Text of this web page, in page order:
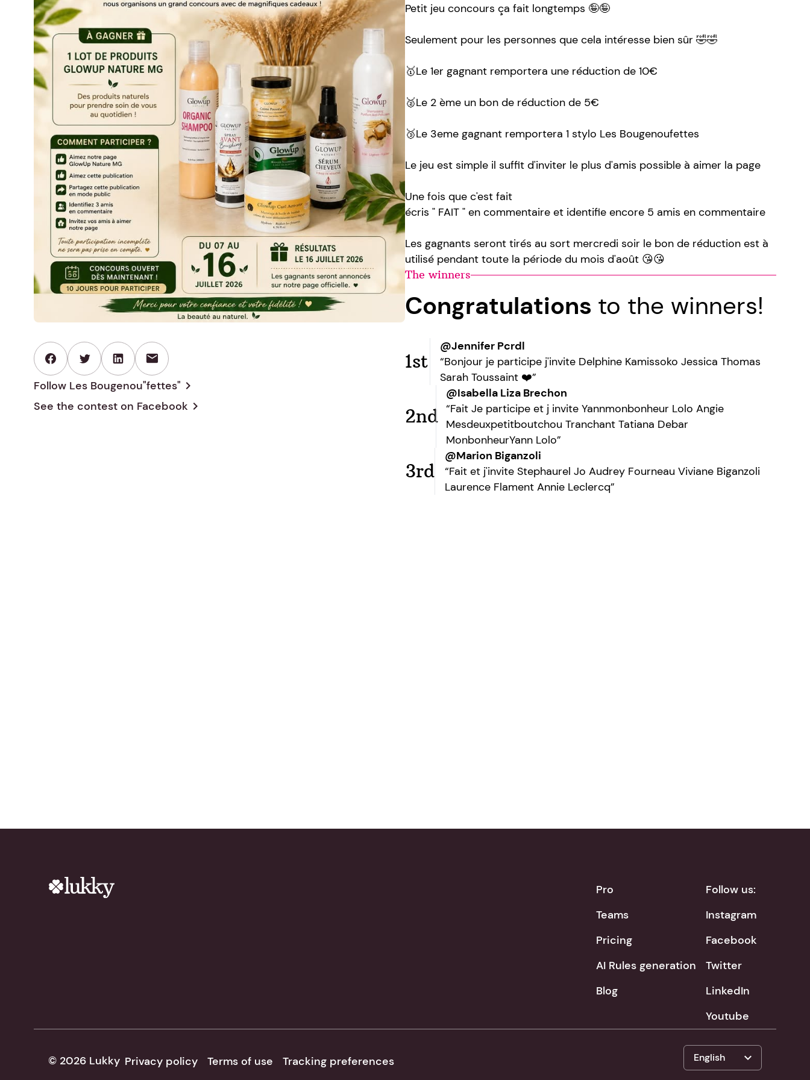
mail
Follow Les Bougenou"fettes" chevron_right
See the contest on Facebook chevron_right
Petit jeu concours ça fait longtemps 🤪🤪
Seulement pour les personnes que cela intéresse bien sûr 🤣🤣
🥇Le 1er gagnant remportera une réduction de 10€
🥈Le 2 ème un bon de réduction de 5€
🥉Le 3eme gagnant remportera 1 stylo Les Bougenoufettes
Le jeu est simple il suffit d'inviter le plus d'amis possible à aimer la page
Une fois que c'est fait
écris " FAIT " en commentaire et identifie encore 5 amis en commentaire
Les gagnants seront tirés au sort mercredi soir le bon de réduction est à
utilisé pendant toute la période du mois d'août 😘😘
The winners
Congratulations to the winners!
1st
@Jennifer Pcrdl
“Bonjour je participe j'invite Delphine Kamissoko Jessica Thomas
Sarah Toussaint ❤️”
2nd
@Isabella Liza Brechon
“Fait Je participe et j invite Yannmonbonheur Lolo Angie
Mesdeuxpetitboutchou Tranchant Tatiana Debar
MonbonheurYann Lolo”
3rd
@Marion Biganzoli
“Fait et j'invite Stephaurel Jo Audrey Fourneau Viviane Biganzoli
Laurence Flament Annie Leclercq”
Pro
Teams
Pricing
AI Rules generation
Blog
Follow us:
Instagram
Facebook
Twitter
LinkedIn
Youtube
English expand_more
Privacy policy Terms of use Tracking preferences
© 2026 Lukky